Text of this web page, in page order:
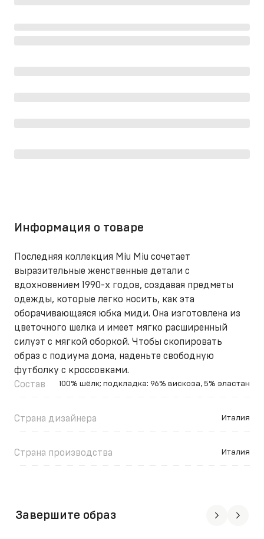
Информация о товаре
Последняя коллекция Miu Miu сочетает
выразительные женственные детали с
вдохновением 1990-х годов, создавая предметы
одежды, которые легко носить, как эта
оборачивающаяся юбка миди. Она изготовлена из
цветочного шелка и имеет мягко расширенный
силуэт с мягкой оборкой. Чтобы скопировать
образ с подиума дома, наденьте свободную
футболку с кроссовками.
Состав
100% шёлк; подкладка: 96% вискоза, 5% эластан
Страна дизайнера Италия
Страна производства Италия
Завершите образ